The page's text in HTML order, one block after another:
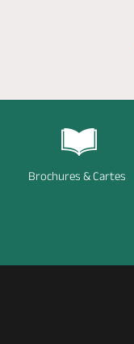
Brochures & Cartes